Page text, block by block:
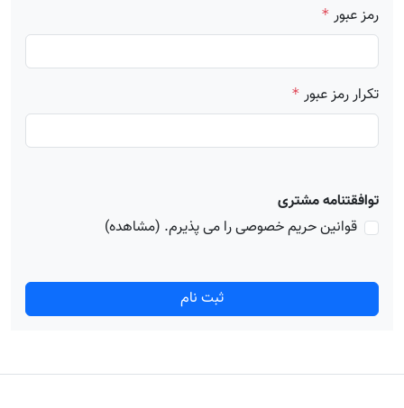
رمز عبور *
تکرار رمز عبور *
توافقتنامه مشتری
قوانین حریم خصوصی را می پذیرم. (مشاهده)
ثبت نام